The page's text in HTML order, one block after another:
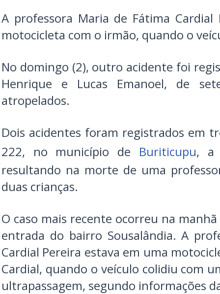
A professora Maria de Fátima
motocicleta com o irmão, quando o
No domingo (2), outro acidente foi
Henrique e Lucas Emanoel, de
atropelados.
Dois acidentes foram registrados em
222, no município de Buriticupu, a
resultando na morte de uma
duas crianças.
O caso mais recente ocorreu na
entrada do bairro Sousalândia. A
Cardial Pereira estava em uma
Cardial, quando o veículo colidiu com
ultrapassagem, segundo informações